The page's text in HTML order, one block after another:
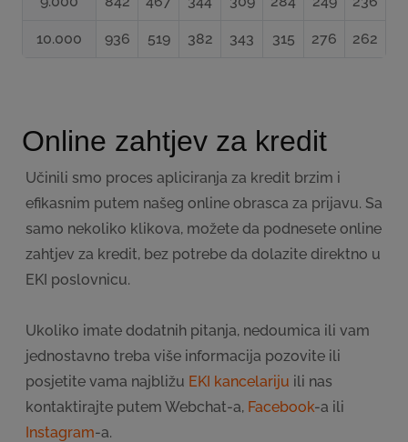
10.000 936 519 382 343 315 276 262
Online zahtjev za kredit
Učinili smo proces apliciranja za kredit brzim i
efikasnim putem našeg online obrasca za prijavu. Sa
samo nekoliko klikova, možete da podnesete online
zahtjev za kredit, bez potrebe da dolazite direktno u
EKI poslovnicu.
Ukoliko imate dodatnih pitanja, nedoumica ili vam
jednostavno treba više informacija pozovite ili
posjetite vama najbližu EKI kancelariju ili nas
kontaktirajte putem Webchat-a, Facebook-a ili
Instagram-a.